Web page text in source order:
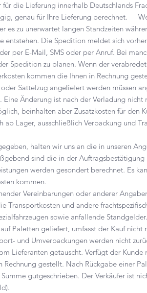
für die Lieferung innerhalb Deutschlands
genau für Ihre Lieferung berechnet.
es zu unerwartet langen Standzeiten
entstehen. Die Spedition meldet sich
per E-Mail, SMS oder per Anruf. Bei
Spedition zu planen. Wenn der
kommen die Ihnen in Rechnung
Sattelzug angeliefert werden müssen
Eine Änderung ist nach der Verladung nicht
beinhalten aber Zusatzkosten für den
ab Lager, ausschließlich Verpackung und
halten wir uns an die in unseren
sind die in der Auftragsbestätigung
werden gesondert berechnet. Es
kommen.
Vereinbarungen oder anderer
Transportkosten und andere
sowie anfallende Standgelder.
Paletten geliefert, umfasst der Kauf nicht
und Umverpackungen werden nicht
Lieferanten getauscht. Verfügt der Kunde
Rechnung gestellt. Nach Rückgabe einer
gutgeschrieben. Der Verkäufer ist